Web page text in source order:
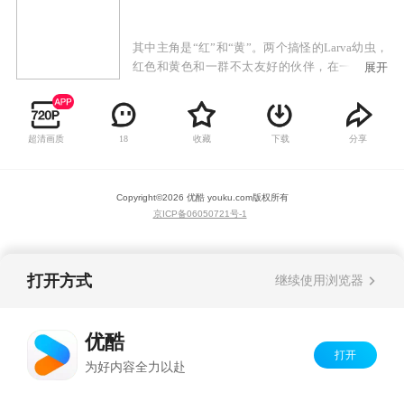
其中主角是“红”和“黄”。两个搞怪的Larva幼虫，
红色和黄色和一群不太友好的伙伴，在一个下水
们津津乐道的事情是，人们有时会扔进下水道，
像嚼泡泡糖，冰淇淋融化，硬币，戒指等东西。
展开
超清画质 18 收藏 下载 分享
Copyright©2026 优酷 youku.com版权所有
京ICP备06050721号-1
打开方式 继续使用浏览器
优酷
为好内容全力以赴
打开